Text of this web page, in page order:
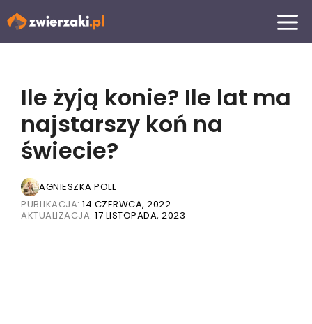
Przejdź
MENU
Ile żyją konie? Ile lat ma
najstarszy koń na
świecie?
AGNIESZKA POLL
PUBLIKACJA: 14 CZERWCA, 2022
AKTUALIZACJA: 17 LISTOPADA, 2023